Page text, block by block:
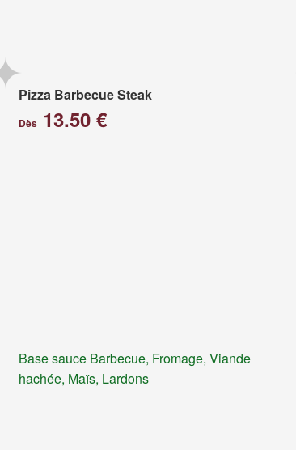
Pizza Barbecue Steak
Dès13.50 €
Base sauce Barbecue, Fromage, Viande
hachée, Maïs, Lardons